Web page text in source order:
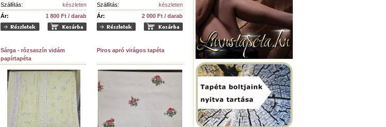
Szállítás:
készleten
Ár:
1 800 Ft / darab
Szállítás:
készleten
Ár:
2 000 Ft / darab
Sárga - rózsaszín vidám
papírtapéta
Piros apró virágos tapéta